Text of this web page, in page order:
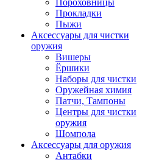
Пороховницы
Прокладки
Пыжи
Аксессуары для чистки
оружия
Вишеры
Ёршики
Наборы для чистки
Оружейная химия
Патчи, Тампоны
Центры для чистки
оружия
Шомпола
Аксессуары для оружия
Антабки